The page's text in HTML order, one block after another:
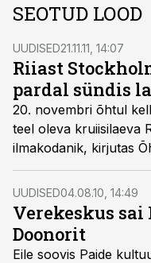
SEOTUD LOOD
UUDISED21.11.11, 14:07
Riiast
pardal sündis
20. novembri õhtul kell 22.40 sündis Riiast Stockholmi
teel oleva kruiisilaeva
ilmakodanik,
UUDISED04.08.10, 14:49
Verekeskus sai
Doonorit
Eile soovis Paide